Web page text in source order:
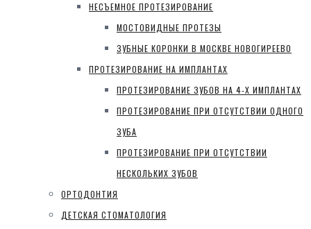
НЕСЪЕМНОЕ ПРОТЕЗИРОВАНИЕ
МОСТОВИДНЫЕ ПРОТЕЗЫ
ЗУБНЫЕ КОРОНКИ В МОСКВЕ НОВОГИРЕЕВО
ПРОТЕЗИРОВАНИЕ НА ИМПЛАНТАХ
ПРОТЕЗИРОВАНИЕ ЗУБОВ НА 4-Х ИМПЛАНТАХ
ПРОТЕЗИРОВАНИЕ ПРИ ОТСУТСТВИИ ОДНОГО
ЗУБА
ПРОТЕЗИРОВАНИЕ ПРИ ОТСУТСТВИИ
НЕСКОЛЬКИХ ЗУБОВ
ОРТОДОНТИЯ
ДЕТСКАЯ СТОМАТОЛОГИЯ